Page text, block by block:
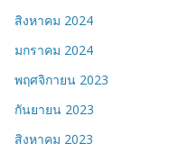
สิงหาคม 2024
มกราคม 2024
พฤศจิกายน 2023
กันยายน 2023
สิงหาคม 2023